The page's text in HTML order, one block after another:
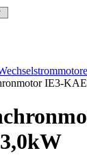
IE3-